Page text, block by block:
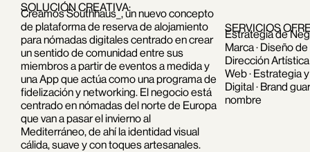
SOLUCIÓN CREATIVA:
Creamos Southhaus_, un nuevo concepto
de plataforma de reserva de alojamiento
para nómadas digitales centrado en crear
un sentido de comunidad entre sus
miembros a partir de eventos a medida y
una App que actúa como una programa de
fidelización y networking. El negocio está
centrado en nómadas del norte de Europa
que van a pasar el invierno al
Mediterráneo, de ahí la identidad visual
cálida, suave y con toques artesanales.
SERVICIOS
Estrategia de
Marca · Diseño
Dirección
Web · Estrategia
Digital · Brand
nombre